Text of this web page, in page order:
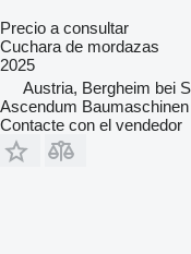
Precio a consultar
Cuchara de mordazas
2025
Austria, Bergheim bei
Ascendum
Contacte con el vendedor